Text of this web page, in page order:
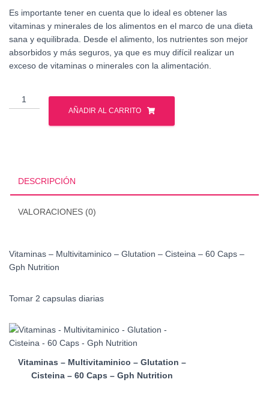
Es importante tener en cuenta que lo ideal es obtener las
vitaminas y minerales de los alimentos en el marco de una dieta
sana y equilibrada. Desde el alimento, los nutrientes son mejor
absorbidos y más seguros, ya que es muy difícil realizar un
exceso de vitaminas o minerales con la alimentación.
Vitaminas
-
Multivitaminico
Caps
AÑADIR AL CARRITO
DESCRIPCIÓN
VALORACIONES (0)
Vitaminas – Multivitaminico – Glutation – Cisteina – 60 Caps –
Gph Nutrition
Tomar 2 capsulas diarias
Vitaminas – Multivitaminico – Glutation –
Cisteina – 60 Caps – Gph Nutrition